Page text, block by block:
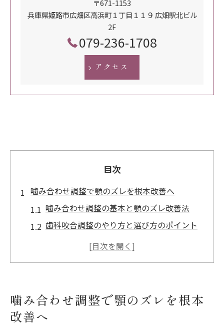
〒671-1153
兵庫県姫路市広畑区高浜町１丁目１１９ 広畑駅北ビル
2F
079-236-1708
アクセス
目次
噛み合わせ調整で顎のズレを根本改善へ
噛み合わせ調整の基本と顎のズレ改善法
歯科咬合調整のやり方と選び方のポイント
噛み合わせの歪みを整える治療の原則とは
自分でできる噛み合わせチェック方法を解説
自分でできる噛み合わせチェックの手順
噛み合わせ調整で顎のズレを根本
改善へ